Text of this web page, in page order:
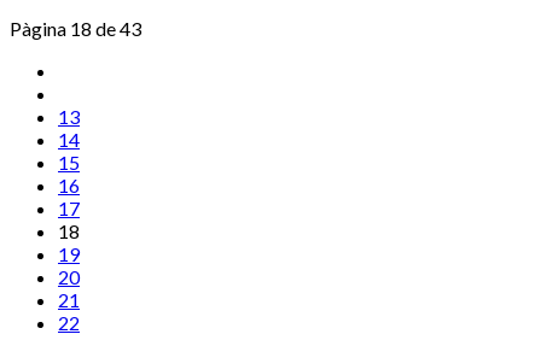
Pàgina 18 de 43
13
14
15
16
17
18
19
20
21
22